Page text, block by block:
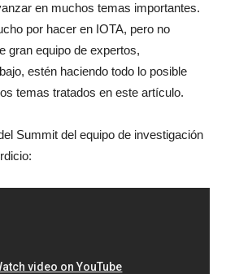
en muchos temas importantes.
por hacer en IOTA, pero no
gran equipo de expertos,
estén haciendo todo lo posible
temas tratados en este artículo.
Summit del equipo de investigación